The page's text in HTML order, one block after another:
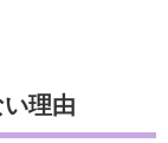
理由